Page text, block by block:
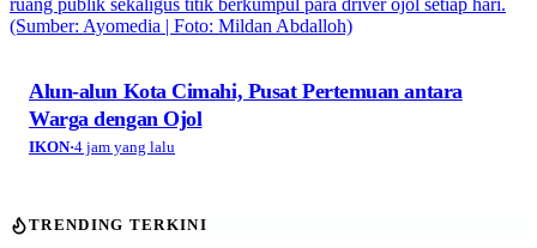
Alun-alun Kota Cimahi, Pusat Pertemuan antara
Warga dengan Ojol
IKON·4 jam yang lalu
TRENDING TERKINI